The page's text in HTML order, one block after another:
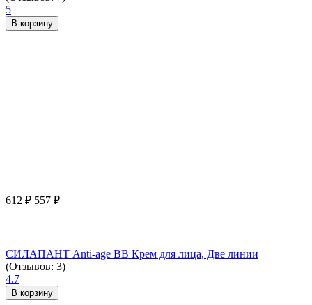
5
В корзину
612 ₽ 557 ₽
СИЛАПАНТ Anti-age ВВ Крем для лица, Две линии
(Отзывов: 3)
4.7
В корзину